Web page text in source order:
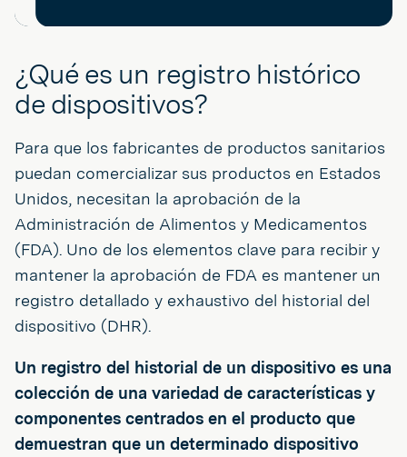
¿Qué es un registro histórico
de dispositivos?
Para que los fabricantes de productos sanitarios
puedan comercializar sus productos en Estados
Unidos, necesitan la aprobación de la
Administración de Alimentos y Medicamentos
(FDA). Uno de los elementos clave para recibir y
mantener la aprobación de FDA es mantener un
registro detallado y exhaustivo del historial del
dispositivo (DHR).
Un registro del historial de un dispositivo es una
colección de una variedad de características y
componentes centrados en el producto que
demuestran que un determinado dispositivo